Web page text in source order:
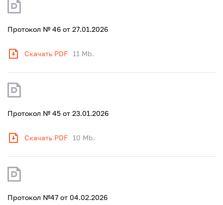
Протокол № 46 от 27.01.2026
Скачать PDF 11 Mb.
Протокол № 45 от 23.01.2026
Скачать PDF 10 Mb.
Протокол №47 от 04.02.2026